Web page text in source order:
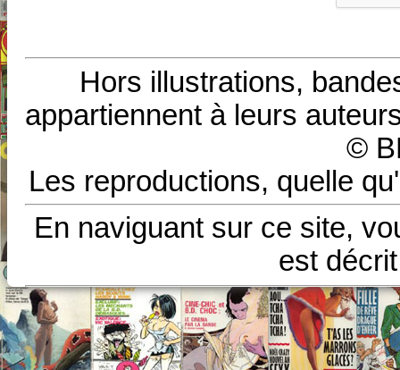
Hors illustrations,
appartiennent à leurs
©
Les reproductions, quelle
En naviguant sur ce site,
est